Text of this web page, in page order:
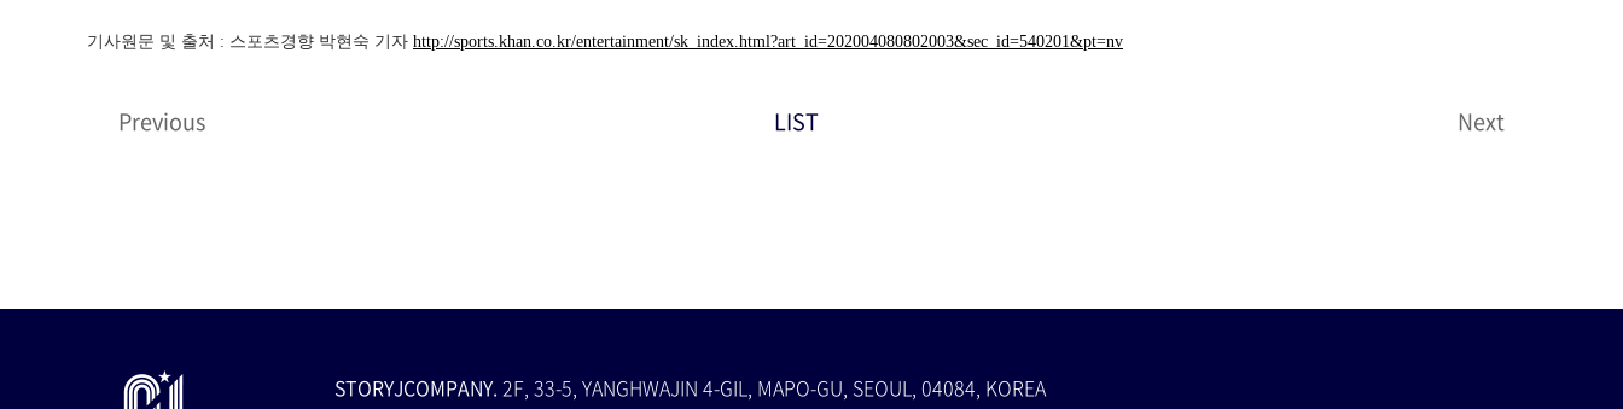
기사원문 및 출처 : 스포츠경향 박현숙 기자 http://sports.khan.co.kr/entertainment/sk_index.html?art_id=202004080802003&sec_id=540201&pt=nv
Previous LIST Next
STORYJCOMPANY. 2F, 33-5, YANGHWAJIN 4-GIL, MAPO-GU, SEOUL, 04084, KOREA